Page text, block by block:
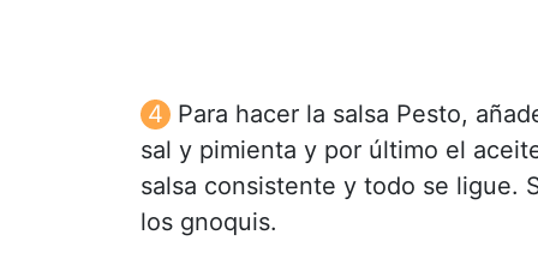
Para hacer la salsa Pesto,
sal y pimienta y por último el
salsa consistente y todo se ligue.
los gnoquis.